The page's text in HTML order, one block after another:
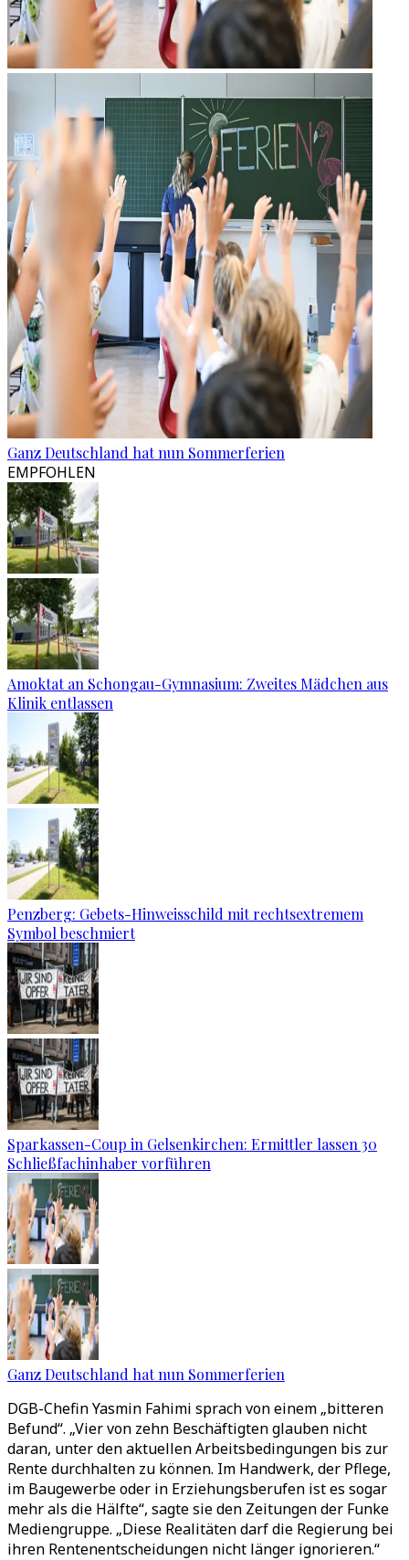
Ganz Deutschland hat nun Sommerferien
EMPFOHLEN
Amoktat an Schongau-Gymnasium: Zweites Mädchen aus
Klinik entlassen
Penzberg: Gebets-Hinweisschild mit rechtsextremem
Symbol beschmiert
Sparkassen-Coup in Gelsenkirchen: Ermittler lassen 30
Schließfachinhaber vorführen
Ganz Deutschland hat nun Sommerferien
DGB-Chefin Yasmin Fahimi sprach von einem „bitteren
Befund“. „Vier von zehn Beschäftigten glauben nicht
daran, unter den aktuellen Arbeitsbedingungen bis zur
Rente durchhalten zu können. Im Handwerk, der Pflege,
im Baugewerbe oder in Erziehungsberufen ist es sogar
mehr als die Hälfte“, sagte sie den Zeitungen der Funke
Mediengruppe. „Diese Realitäten darf die Regierung bei
ihren Rentenentscheidungen nicht länger ignorieren.“